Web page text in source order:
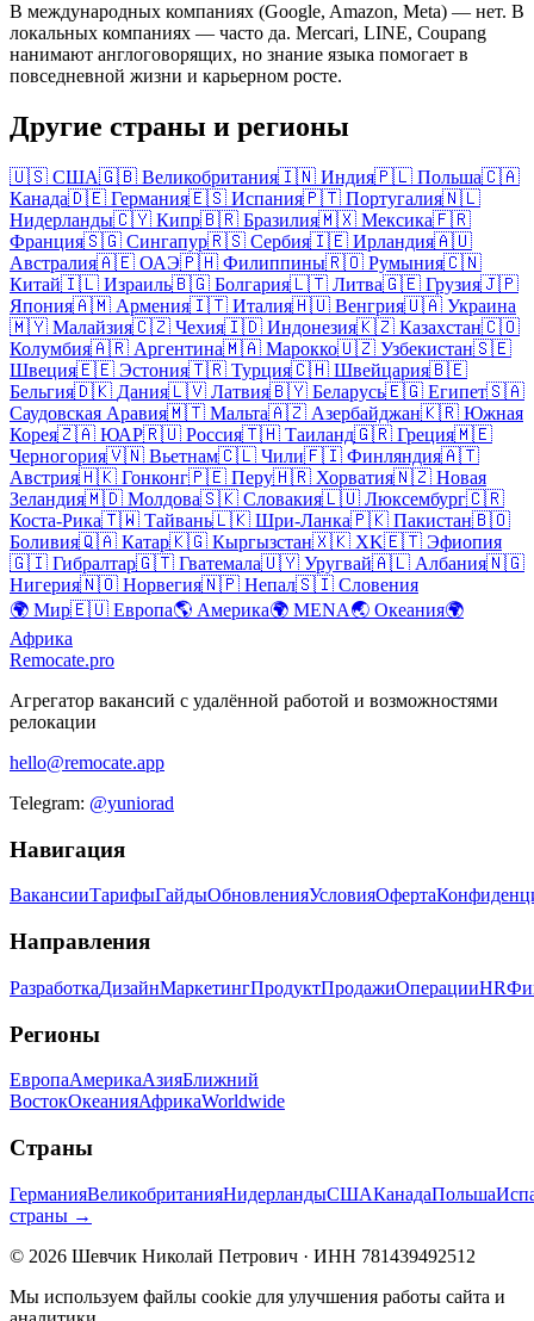
В международных компаниях (Google, Amazon, Meta) — нет. В
локальных компаниях — часто да. Mercari, LINE, Coupang
нанимают англоговорящих, но знание языка помогает в
повседневной жизни и карьерном росте.
Другие страны и регионы
🇺🇸 США🇬🇧 Великобритания🇮🇳 Индия🇵🇱 Польша🇨🇦
Канада🇩🇪 Германия🇪🇸 Испания🇵🇹 Португалия🇳🇱
Нидерланды🇨🇾 Кипр🇧🇷 Бразилия🇲🇽 Мексика🇫🇷
Франция🇸🇬 Сингапур🇷🇸 Сербия🇮🇪 Ирландия🇦🇺
Австралия🇦🇪 ОАЭ🇵🇭 Филиппины🇷🇴 Румыния🇨🇳
Китай🇮🇱 Израиль🇧🇬 Болгария🇱🇹 Литва🇬🇪 Грузия🇯🇵
Япония🇦🇲 Армения🇮🇹 Италия🇭🇺 Венгрия🇺🇦 Украина
🇲🇾 Малайзия🇨🇿 Чехия🇮🇩 Индонезия🇰🇿 Казахстан🇨🇴
Колумбия🇦🇷 Аргентина🇲🇦 Марокко🇺🇿 Узбекистан🇸🇪
Швеция🇪🇪 Эстония🇹🇷 Турция🇨🇭 Швейцария🇧🇪
Бельгия🇩🇰 Дания🇱🇻 Латвия🇧🇾 Беларусь🇪🇬 Египет🇸🇦
Саудовская Аравия🇲🇹 Мальта🇦🇿 Азербайджан🇰🇷 Южная
Корея🇿🇦 ЮАР🇷🇺 Россия🇹🇭 Таиланд🇬🇷 Греция🇲🇪
Черногория🇻🇳 Вьетнам🇨🇱 Чили🇫🇮 Финляндия🇦🇹
Австрия🇭🇰 Гонконг🇵🇪 Перу🇭🇷 Хорватия🇳🇿 Новая
Зеландия🇲🇩 Молдова🇸🇰 Словакия🇱🇺 Люксембург🇨🇷
Коста-Рика🇹🇼 Тайвань🇱🇰 Шри-Ланка🇵🇰 Пакистан🇧🇴
Боливия🇶🇦 Катар🇰🇬 Кыргызстан🇽🇰 XK🇪🇹 Эфиопия
🇬🇮 Гибралтар🇬🇹 Гватемала🇺🇾 Уругвай🇦🇱 Албания🇳🇬
Нигерия🇳🇴 Норвегия🇳🇵 Непал🇸🇮 Словения
🌍 Мир🇪🇺 Европа🌎 Америка🌍 MENA🌏 Океания🌍
Африка
Remocate.pro
Агрегатор вакансий с удалённой работой и возможностями
релокации
hello@remocate.app
Telegram: @yuniorad
Навигация
ВакансииТарифыГайдыОбновленияУсловияОферта
Направления
РазработкаДизайнМаркетингПродуктПродажиОперацииHR
Регионы
ЕвропаАмерикаАзияБлижний
ВостокОкеанияАфрикаWorldwide
Страны
ГерманияВеликобританияНидерландыСШАКанадаПольша
страны →
© 2026 Шевчик Николай Петрович · ИНН 781439492512
Мы используем файлы cookie для улучшения работы сайта и